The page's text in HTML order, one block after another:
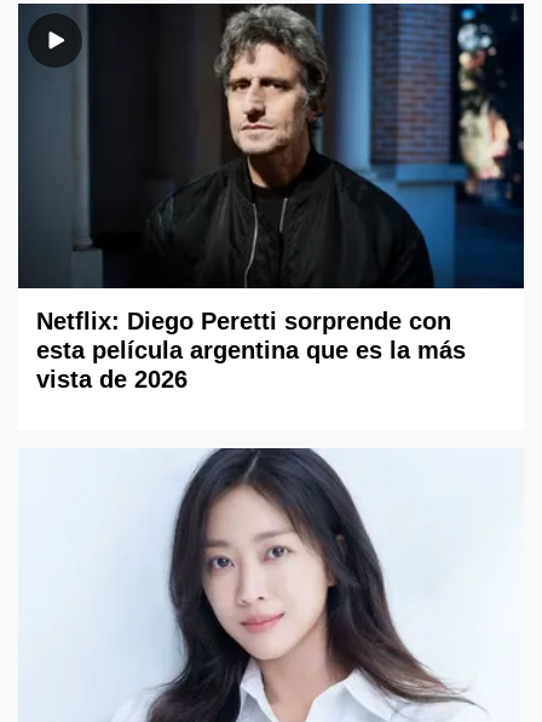
Netflix: Diego Peretti sorprende con
esta película argentina que es la más
vista de 2026